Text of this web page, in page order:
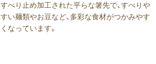
すべり止め加工された平らな箸先で、すべりや
すい麺類やお豆など、多彩な食材がつかみやす
くなっています。